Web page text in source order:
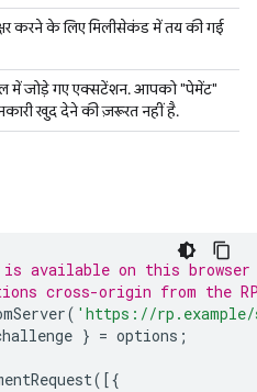
करने के लिए मिलीसेकंड में तय की गई
में जोड़े गए एक्सटेंशन. आपको "पेमेंट"
खुद देने की ज़रूरत नहीं है.
is available on this
cross-origin from the
( 'https://rp.example/
} = options ;
([{